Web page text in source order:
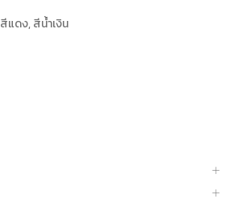
สีแดง, สีน้ำเงิน